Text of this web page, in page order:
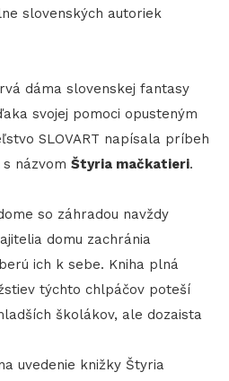
slovenských autoriek
dáma slovenskej fantasy
svojej pomoci opusteným
SLOVART napísala príbeh
názvom Štyria mačkatieri.
so záhradou navždy
domu zachránia
ich k sebe. Kniha plná
týchto chlpáčov poteší
školákov, ale dozaista
uvedenie knižky Štyria